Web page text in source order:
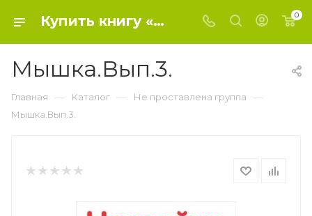
Купить книгу «Мышка.Вып.3.» 0, Маврина Л. - Не проставлена группа 0
Мышка.Вып.3.
Главная — Каталог — Не проставлена группа —
Мышка.Вып.3.